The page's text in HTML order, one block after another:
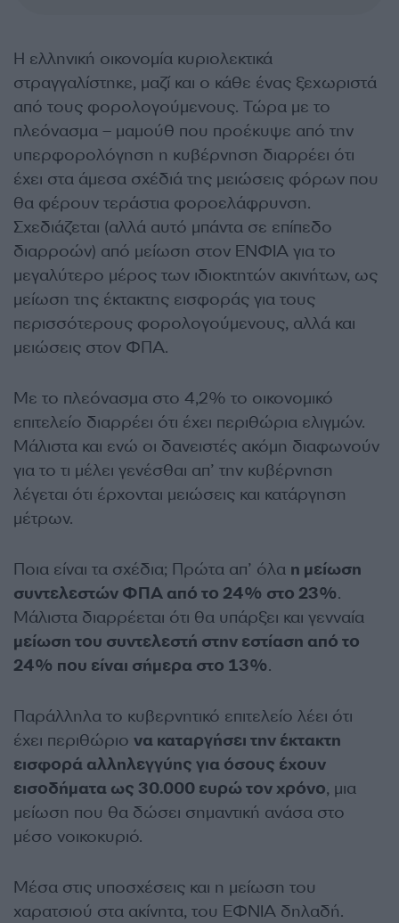
Η ελληνική οικονομία κυριολεκτικά
στραγγαλίστηκε, μαζί και ο κάθε ένας ξεχωριστά
από τους φορολογούμενους. Τώρα με το
πλεόνασμα – μαμούθ που προέκυψε από την
υπερφορολόγηση η κυβέρνηση διαρρέει ότι
έχει στα άμεσα σχέδιά της μειώσεις φόρων που
θα φέρουν τεράστια φοροελάφρυνση.
Σχεδιάζεται (αλλά αυτό μπάντα σε επίπεδο
διαρροών) από μείωση στον ΕΝΦΙΑ για το
μεγαλύτερο μέρος των ιδιοκτητών ακινήτων, ως
μείωση της έκτακτης εισφοράς για τους
περισσότερους φορολογούμενους, αλλά και
μειώσεις στον ΦΠΑ.
Με το πλεόνασμα στο 4,2% το οικονομικό
επιτελείο διαρρέει ότι έχει περιθώρια ελιγμών.
Μάλιστα και ενώ οι δανειστές ακόμη διαφωνούν
για το τι μέλει γενέσθαι απ’ την κυβέρνηση
λέγεται ότι έρχονται μειώσεις και κατάργηση
μέτρων.
Ποια είναι τα σχέδια; Πρώτα απ’ όλα η μείωση
συντελεστών ΦΠΑ από το 24% στο 23%.
Μάλιστα διαρρέεται ότι θα υπάρξει και γενναία
μείωση του συντελεστή στην εστίαση από το
24% που είναι σήμερα στο 13%.
Παράλληλα το κυβερνητικό επιτελείο λέει ότι
έχει περιθώριο να καταργήσει την έκτακτη
εισφορά αλληλεγγύης για όσους έχουν
εισοδήματα ως 30.000 ευρώ τον χρόνο, μια
μείωση που θα δώσει σημαντική ανάσα στο
μέσο νοικοκυριό.
Μέσα στις υποσχέσεις και η μείωση του
χαρατσιού στα ακίνητα, του ΕΦΝΙΑ δηλαδή.